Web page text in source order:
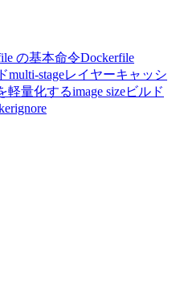
の基本命令Dockerfile
multi-stageレイヤーキャッシ
軽量化するimage sizeビルド